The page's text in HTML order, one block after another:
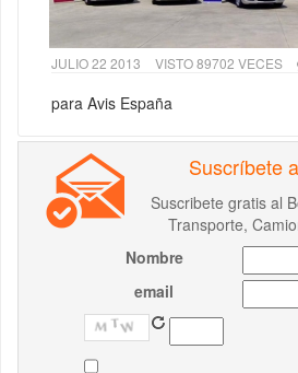
JULIO 22 2013 VISTO 89702 VECES
para Avis España
Suscríbete
Suscribete gratis al
Transporte,
Nombre
email